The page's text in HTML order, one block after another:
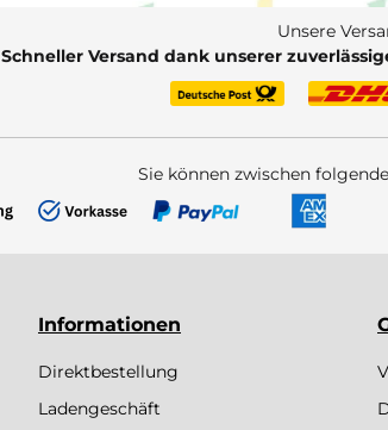
Unsere
Schneller Versand dank unserer
Sie können zwischen
Informationen
Direktbestellung
Ladengeschäft